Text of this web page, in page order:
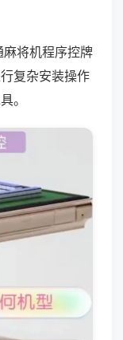
将机程序控牌
复杂安装操作
。